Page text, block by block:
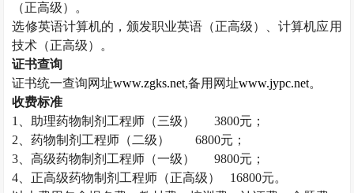
（正高级）。
选修英语计算机的，颁发职业英语（正高级）、计算机应用
技术（正高级）。
证书查询
证书统一查询网址www.zgks.net,备用网址www.jypc.net。
收费标准
1
、助理药物制剂工程师（三级） 3800元；
2 、药物制剂工程师（二级） 6800元；
3 、高级药物制剂工程师（一级） 9800元；
4 、正高级药物制剂工程师（正高级） 16800元。